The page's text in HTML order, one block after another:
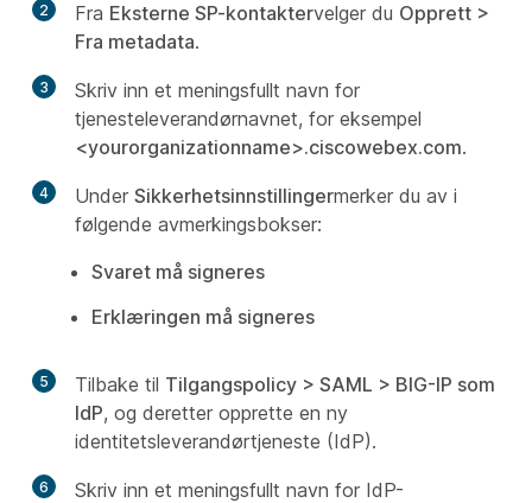
2 Fra Eksterne SP-kontaktervelger du Opprett >
Fra metadata.
3
Skriv inn et meningsfullt navn for
tjenesteleverandørnavnet, for eksempel
<yourorganizationname>.ciscowebex.com.
4 Under Sikkerhetsinnstillingermerker du av i
følgende avmerkingsbokser:
Svaret må signeres
Erklæringen må signeres
5 Tilbake til Tilgangspolicy > SAML > BIG-IP som
IdP, og deretter opprette en ny
identitetsleverandørtjeneste (IdP).
6
Skriv inn et meningsfullt navn for IdP-